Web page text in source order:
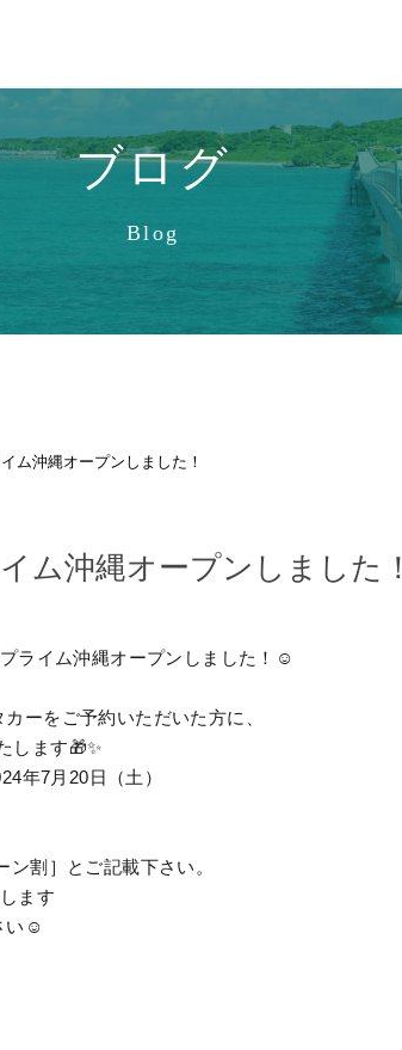
ブログ
Blog
ム沖縄オープンしました！
ム沖縄オープンしました！
ライム沖縄オープンしました！☺
ーをご予約いただいた方に、
します🎁✨
年7月20日（土）
割］とご記載下さい。
ます
い☺️